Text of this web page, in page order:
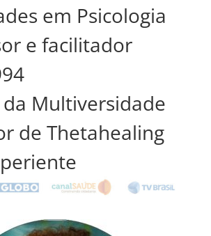
em Psicologia
e facilitador
Multiversidade
de Thetahealing